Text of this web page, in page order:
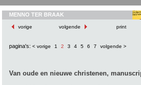
MENNO TER BRAAK
vorige volgende print
pagina's: < vorige 1 2 3 4 5 6 7 volgende >
Van oude en nieuwe christenen,